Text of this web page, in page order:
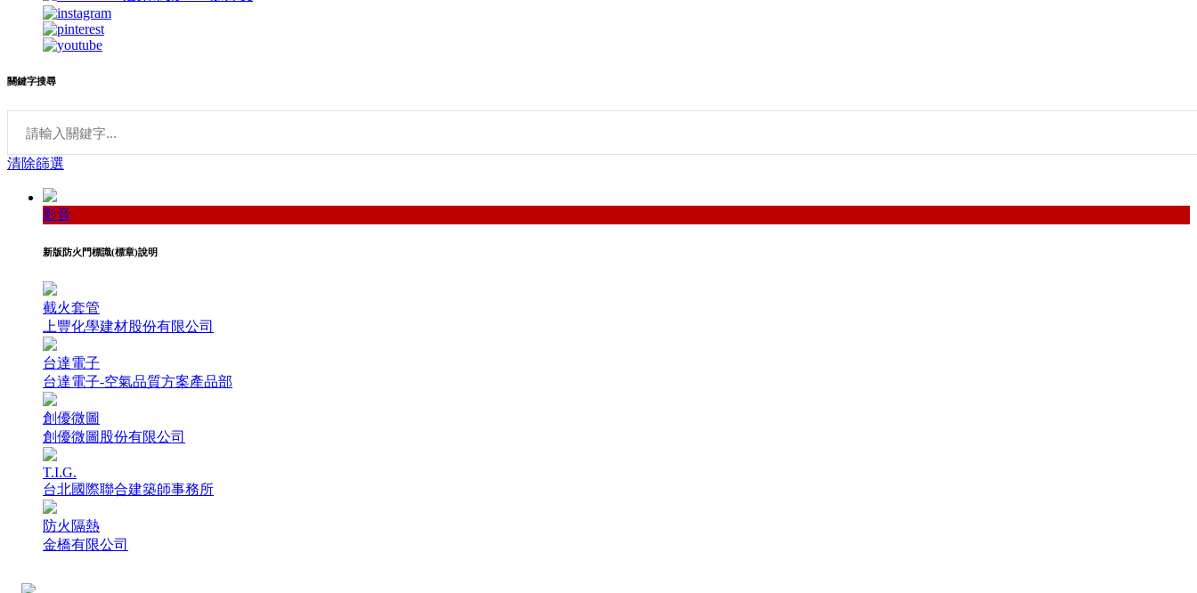
關鍵字搜尋
清除篩選
影音
新版防火門標識(標章)說明
截火套管
上豐化學建材股份有限公司
台達電子
台達電子-空氣品質方案產品部
創優微圖
創優微圖股份有限公司
T.I.G.
台北國際聯合建築師事務所
防火隔熱
金橋有限公司